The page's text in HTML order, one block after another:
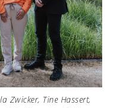
Zwicker, Tine Hassert,